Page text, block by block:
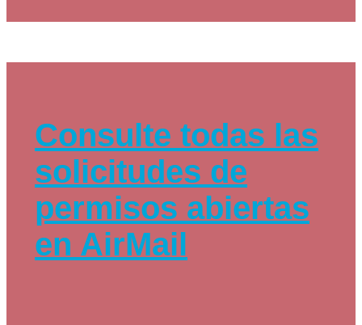
Consulte todas las
solicitudes de
permisos abiertas
en AirMail